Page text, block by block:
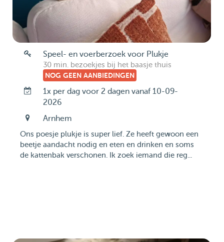
Speel- en voerberzoek voor Plukje
30 min. bezoekjes bij het baasje thuis
NOG GEEN AANBIEDINGEN
1x per dag voor 2 dagen vanaf 10-09-
2026
Arnhem
Ons poesje plukje is super lief. Ze heeft gewoon een
beetje aandacht nodig en eten en drinken en soms
de kattenbak verschonen. Ik zoek iemand die reg...